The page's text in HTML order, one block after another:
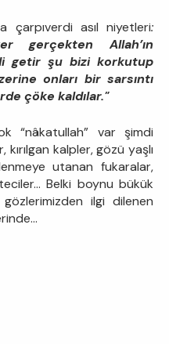
çarpıverdi asıl niyetleri:
gerçekten Allah’ın
getir şu bizi korkutup
onları bir sarsıntı
çöke kaldılar."
“nâkatullah” var şimdi
kırılgan kalpler, gözü yaşlı
utanan fukaralar,
Belki boynu bükük
ilgi dilenen